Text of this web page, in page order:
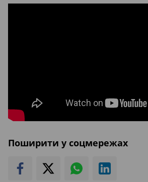
Поширити у соцмережах